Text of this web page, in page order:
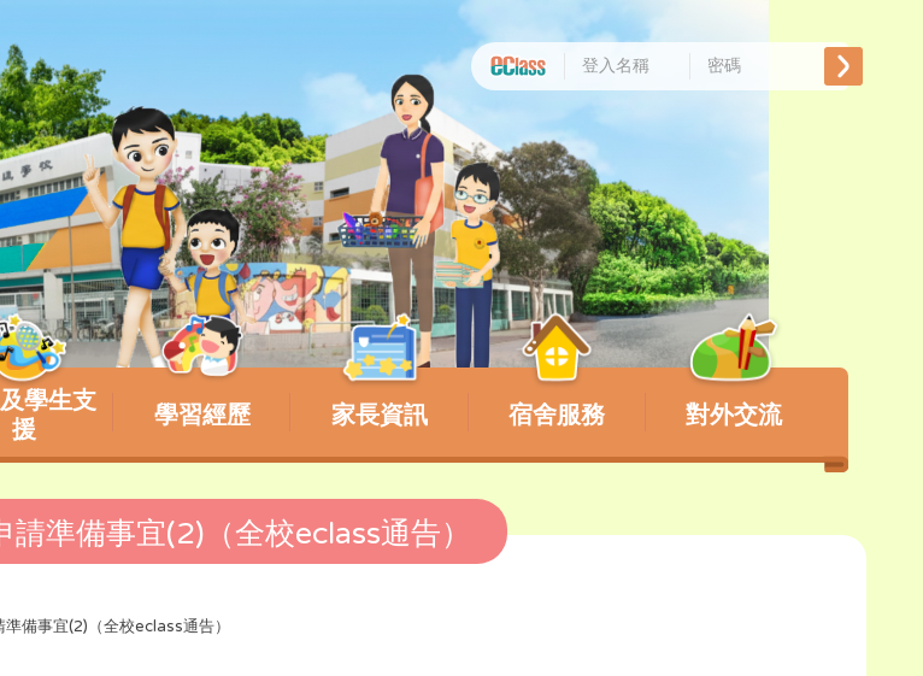
學生支
援
學習經歷 家長資訊 宿舍服務 對外交流
準備事宜(2)（全校eclass通告）
備事宜(2)（全校eclass通告）